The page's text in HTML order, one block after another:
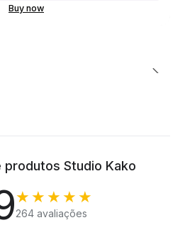
Buy now
produtos Studio Kako
★★★★★
264 avaliações